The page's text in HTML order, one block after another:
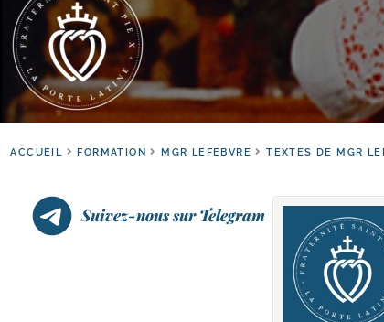
ACCUEIL FORMATION MGR LEFEBVRE TEXTES DE MGR
Suivez-nous sur Telegram